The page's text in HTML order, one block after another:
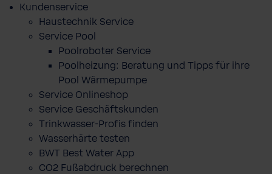
Kundenservice
Haustechnik Service
Service Pool
Poolroboter Service
Poolheizung: Beratung und Tipps für ihre
Pool Wärmepumpe
Service Onlineshop
Service Geschäftskunden
Trinkwasser-Profis finden
Wasserhärte testen
BWT Best Water App
CO2 Fußabdruck berechnen